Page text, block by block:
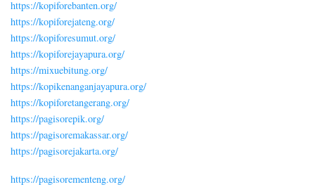
https://kopiforebanten.org/
https://kopiforejateng.org/
https://kopiforesumut.org/
https://kopiforejayapura.org/
https://mixuebitung.org/
https://kopikenanganjayapura.org/
https://kopiforetangerang.org/
https://pagisorepik.org/
https://pagisoremakassar.org/
https://pagisorejakarta.org/
https://pagisorementeng.org/